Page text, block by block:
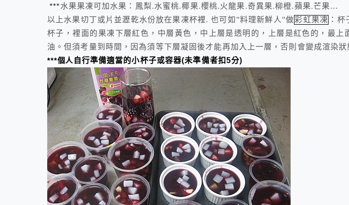
***水果果凍可加水果：鳳梨.水蜜桃.椰果.櫻桃. 火龍果 .奇異果.柳橙.蘋果.芒果…
以上水果切丁或片並瀝乾水份放在果凍杯裡.也可如”料理新鮮人”做彩虹果凍 ： 杯
杯子，裡面的果凍下層紅色，中層黃色，中上層是透明的，上層是紅色的，最上
油。但須考量到時間，因為須等下層凝固後才能再加入上一層，否則會變成渲染狀
***個人 自行準備適當的小杯子或容器(未準備者扣 5分)